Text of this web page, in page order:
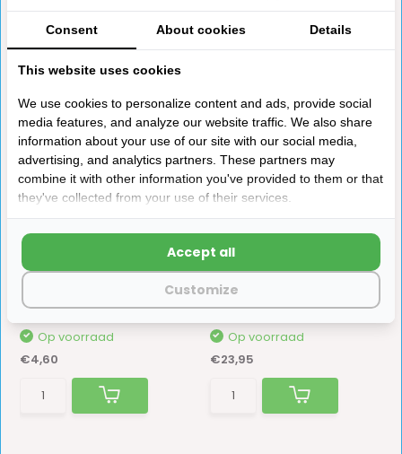
Delen
Anderen kochten ook
HTD Veer tbv Combirollo
Serie 56000
Op voorraad
€4,60
HTD Telescopische
Wasborstel 250cm
Op voorraad
€23,95
Consent About cookies Details
This website uses cookies
We use cookies to personalize content and ads, provide social
media features, and analyze our website traffic. We also share
information about your use of our site with our social media,
advertising, and analytics partners. These partners may
combine it with other information you've provided to them or that
they've collected from your use of their services.
Customize
Accept all